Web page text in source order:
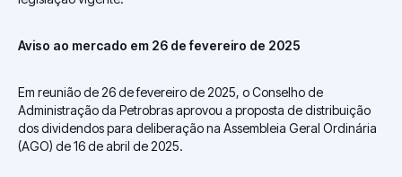
Aviso ao mercado em 26 de fevereiro de 2025
Em reunião de 26 de fevereiro de 2025, o Conselho de
Administração da Petrobras aprovou a proposta de distribuição
dos dividendos para deliberação na Assembleia Geral Ordinária
(AGO) de 16 de abril de 2025.